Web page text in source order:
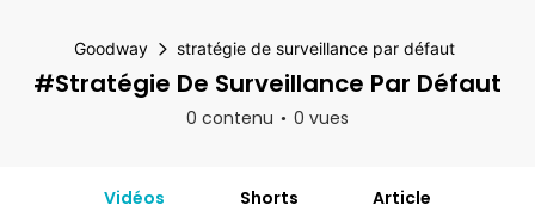
Goodway stratégie de surveillance par défaut
#stratégie De Surveillance Par Défaut
0 contenu 0 vues
Vidéos Shorts Article